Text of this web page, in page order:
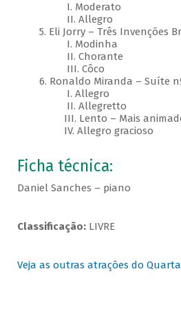
I. Moderato
II. Allegro
5. Eli Jorry – Três Invenções
I. Modinha
II. Chorante
III. Côco
6. Ronaldo Miranda – Suíte
I. Allegro
II. Allegretto
III. Lento – Mais animado
IV. Allegro gracioso
Ficha técnica:
Daniel Sanches – piano
Classificação:LIVRE
Veja as outras atrações do